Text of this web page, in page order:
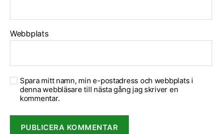
Webbplats
Spara mitt namn, min e-postadress och webbplats i
denna webbläsare till nästa gång jag skriver en
kommentar.